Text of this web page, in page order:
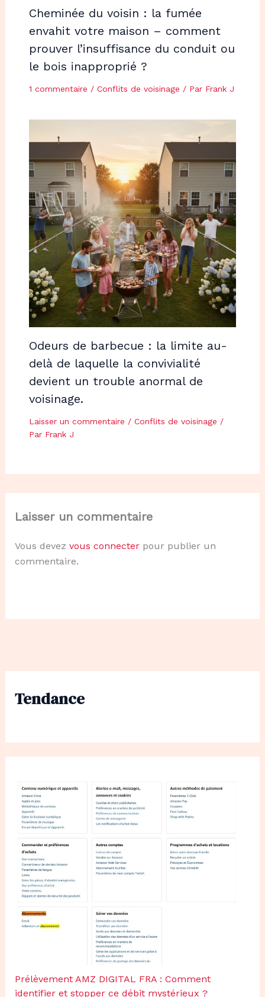
Tendance
Prélèvement AMZ DIGITAL FRA : Comment
identifier et stopper ce débit mystérieux ?
Cheminée du voisin : la fumée
envahit votre maison – comment
prouver l’insuffisance du conduit ou
le bois inapproprié ?
1 commentaire / Conflits de voisinage / Par Frank J
Odeurs de barbecue : la limite au-
delà de laquelle la convivialité
devient un trouble anormal de
voisinage.
Laisser un commentaire / Conflits de voisinage /
Par Frank J
Laisser un commentaire
Vous devez vous connecterpour publier un
commentaire.